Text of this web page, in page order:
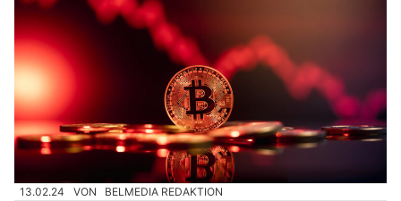
13.02.24 VON BELMEDIA REDAKTION